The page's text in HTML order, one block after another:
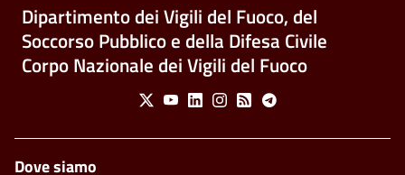
Dipartimento dei Vigili del Fuoco, del
Soccorso Pubblico e della Difesa Civile
Corpo Nazionale dei Vigili del Fuoco
Social Menu
X YoutubeLinkedinInstagram
Feed Telegram
Dove siamo